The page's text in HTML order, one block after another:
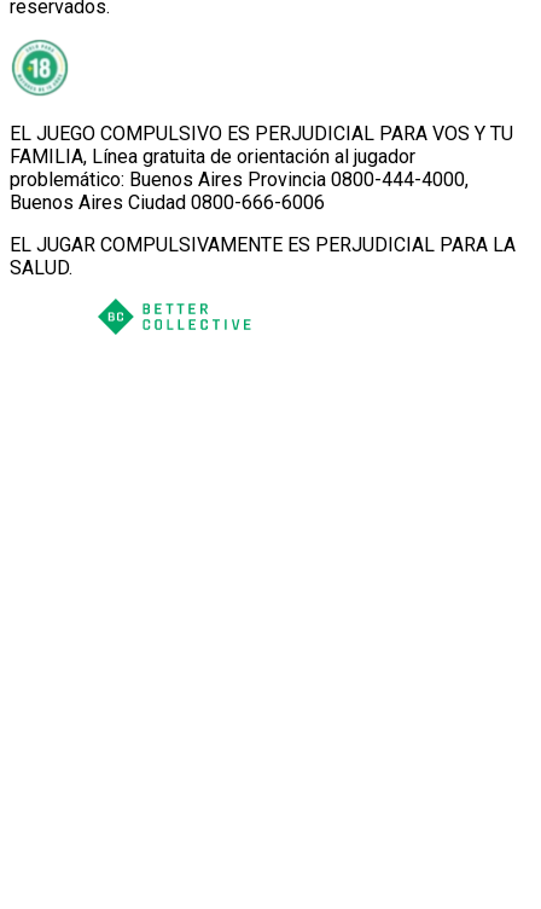
reservados.
EL JUEGO COMPULSIVO ES PERJUDICIAL PARA VOS Y TU
FAMILIA, Línea gratuita de orientación al jugador
problemático: Buenos Aires Provincia 0800-444-4000,
Buenos Aires Ciudad 0800-666-6006
EL JUGAR COMPULSIVAMENTE ES PERJUDICIAL PARA LA
SALUD.